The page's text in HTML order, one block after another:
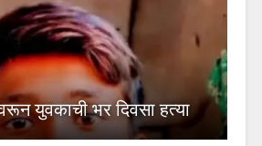
युवकाची भर दिवसा हत्या